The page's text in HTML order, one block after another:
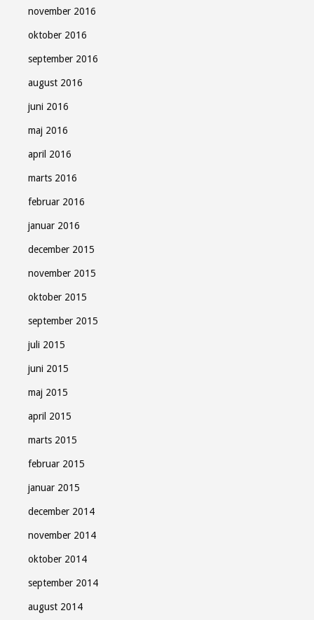
november 2016
oktober 2016
september 2016
august 2016
juni 2016
maj 2016
april 2016
marts 2016
februar 2016
januar 2016
december 2015
november 2015
oktober 2015
september 2015
juli 2015
juni 2015
maj 2015
april 2015
marts 2015
februar 2015
januar 2015
december 2014
november 2014
oktober 2014
september 2014
august 2014